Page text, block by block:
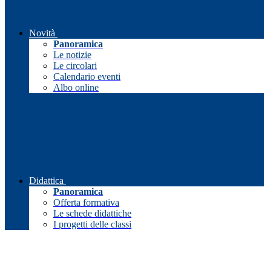
Novità
Panoramica
Le notizie
Le circolari
Calendario eventi
Albo online
Didattica
Panoramica
Offerta formativa
Le schede didattiche
I progetti delle classi